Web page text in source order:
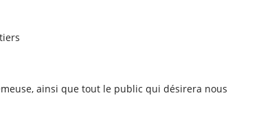
ainsi que tout le public qui désirera nous